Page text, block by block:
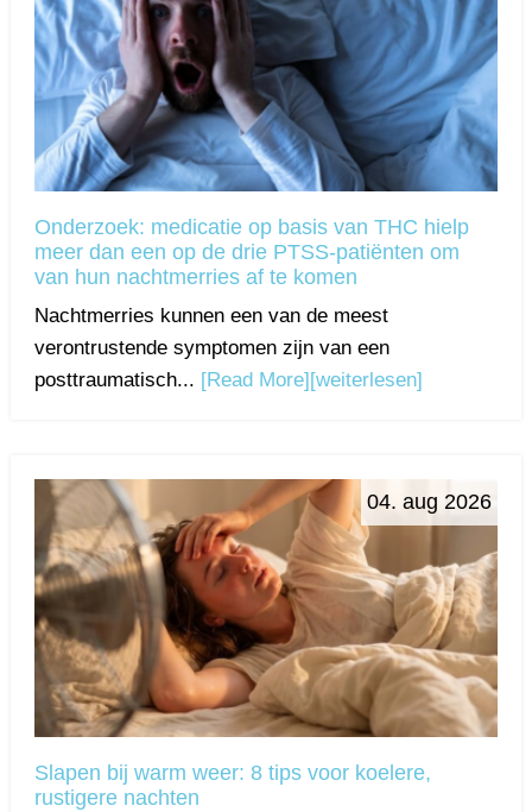
Onderzoek: medicatie op basis van THC hielp
meer dan een op de drie PTSS-patiënten om
van hun nachtmerries af te komen
Nachtmerries kunnen een van de meest
verontrustende symptomen zijn van een
posttraumatisch... [Read More][weiterlesen]
04. aug 2026
Slapen bij warm weer: 8 tips voor koelere,
rustigere nachten